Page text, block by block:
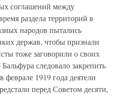
соглашений между
раздела территорий в
народов пытались
держав, чтобы признали
тоже заговорили о своих
следовало закрепить
1919 года деятели
перед Советом десяти,